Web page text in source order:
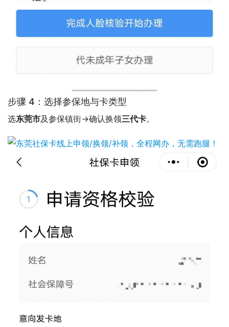
步骤 4：选择参保地与卡类型
选东莞市及参保镇街→确认换领三代卡。